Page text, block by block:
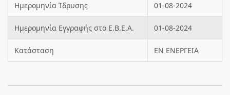
Ημερομηνία Ίδρυσης 01-08-2024
Ημερομηνία Εγγραφής στο Ε.Β.Ε.Α. 01-08-2024
Κατάσταση ΕΝ ΕΝΕΡΓΕΙΑ